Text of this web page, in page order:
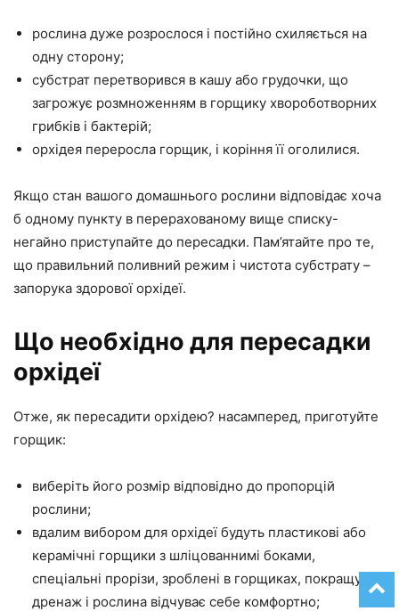
рослина дуже розрослося і постійно схиляється на
одну сторону;
субстрат перетворився в кашу або грудочки, що
загрожує розмноженням в горщику хвороботворних
грибків і бактерій;
орхідея переросла горщик, і коріння її оголилися.
Якщо стан вашого домашнього рослини відповідає хоча
б одному пункту в перерахованому вище списку-
негайно приступайте до пересадки. Пам’ятайте про те,
що правильний поливний режим і чистота субстрату –
запорука здорової орхідеї.
Що необхідно для пересадки
орхідеї
Отже, як пересадити орхідею? насамперед, приготуйте
горщик:
виберіть його розмір відповідно до пропорцій
рослини;
вдалим вибором для орхідеї будуть пластикові або
керамічні горщики з шліцованнимі боками,
спеціальні прорізи, зроблені в горщиках, покращують
дренаж і рослина відчуває себе комфортно;